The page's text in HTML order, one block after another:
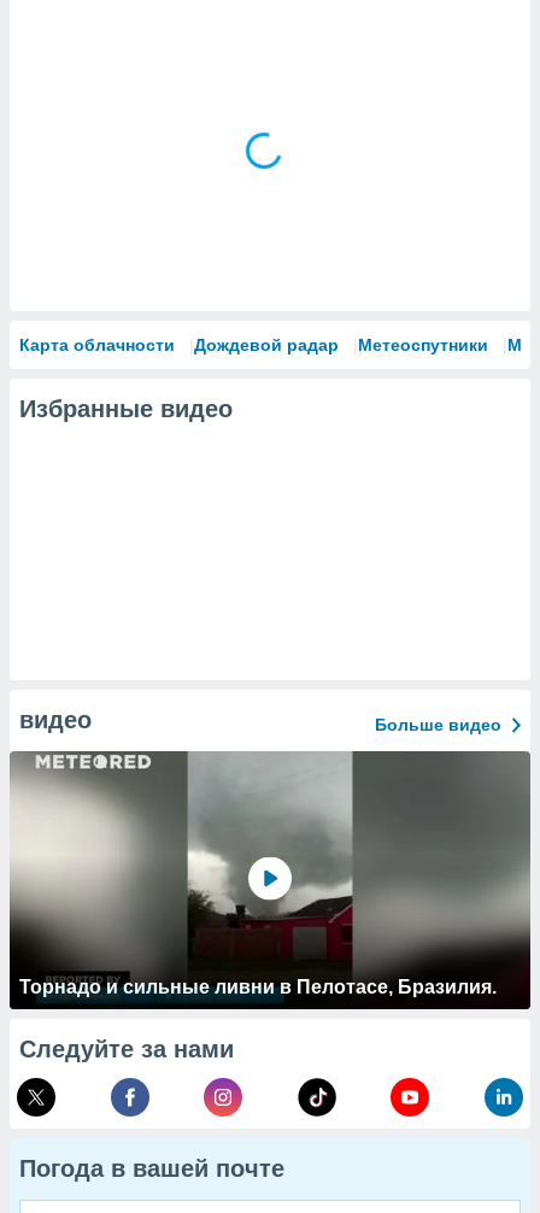
Карта облачности Дождевой радар Метеоспутники
Избранные видео
видео Больше видео
Торнадо и сильные ливни в Пелотасе, Бразилия.
Следуйте за нами
Погода в вашей почте